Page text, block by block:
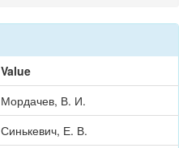
Value
Мордачев, В. И.
Синькевич, Е. В.